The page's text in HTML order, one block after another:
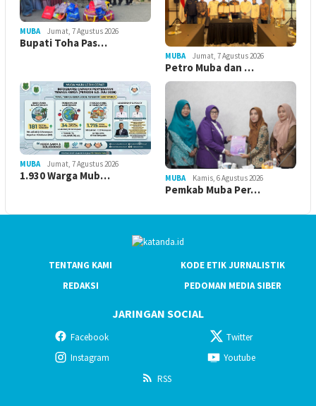
MUBA Jumat, 7 Agustus 2026
Bupati Toha Pas…
MUBA Jumat, 7 Agustus 2026
Petro Muba dan …
MUBA Jumat, 7 Agustus 2026
1.930 Warga Mub… MUBA Kamis, 6 Agustus 2026
Pemkab Muba Per…
TENTANG KAMI
KODE ETIK JURNALISTIK
REDAKSI
PEDOMAN MEDIA SIBER
JARINGAN SOCIAL
Facebook
Twitter
Instagram
Youtube
RSS